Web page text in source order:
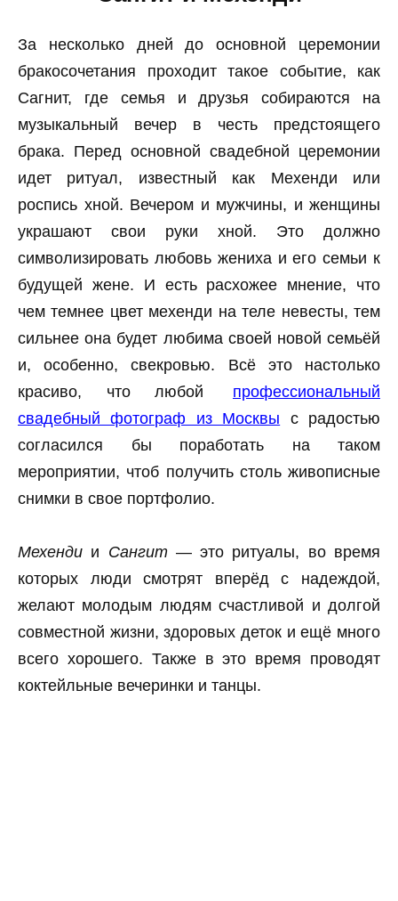
За несколько дней до основной церемонии
бракосочетания проходит такое событие, как
Сагнит, где семья и друзья собираются на
музыкальный вечер в честь предстоящего
брака. Перед основной свадебной церемонии
идет ритуал, известный как Мехенди или
роспись хной. Вечером и мужчины, и женщины
украшают свои руки хной. Это должно
символизировать любовь жениха и его семьи к
будущей жене. И есть расхожее мнение, что
чем темнее цвет мехенди на теле невесты, тем
сильнее она будет любима своей новой семьёй
и, особенно, свекровью. Всё это настолько
красиво, что любой
профессиональный
свадебный фотограф из Москвы с радостью
согласился бы поработать на таком
мероприятии, чтоб получить столь живописные
снимки в свое портфолио.
Мехенди и Сангит— это ритуалы, во время
которых люди смотрят вперёд с надеждой,
желают молодым людям счастливой и долгой
совместной жизни, здоровых деток и ещё много
всего хорошего. Также в это время проводят
коктейльные вечеринки и танцы.